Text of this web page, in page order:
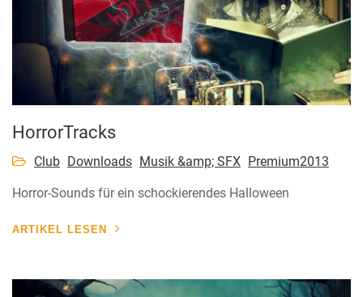
HorrorTracks
Club Downloads Musik &amp; SFX Premium2013
Horror-Sounds für ein schockierendes Halloween
ARTIKEL LESEN